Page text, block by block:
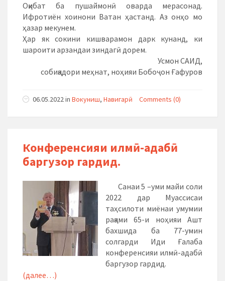
Оқибат ба пушаймонӣ оварда мерасонад.
Ифротиён хоинони Ватан ҳастанд. Аз онҳо мо
ҳазар мекунем.
Ҳар як сокини кишварамон дарк кунанд, ки
шароити арзандаи зиндагӣ дорем.
Усмон САИД,
собиқадори меҳнат, ноҳияи Бобоҷон Ғафуров
06.05.2022in Вокуниш, Навигарӣ Comments (0)
Конференсияи илмӣ-адабӣ
баргузор гардид.
Санаи 5 –уми майи соли
2022 дар Муассисаи
таҳсилоти миёнаи умумии
рақами 65-и ноҳияи Ашт
бахшида ба 77-умин
солгарди Иди Ғалаба
конференсияи илмӣ-адабӣ
баргузор гардид.
(далее…)